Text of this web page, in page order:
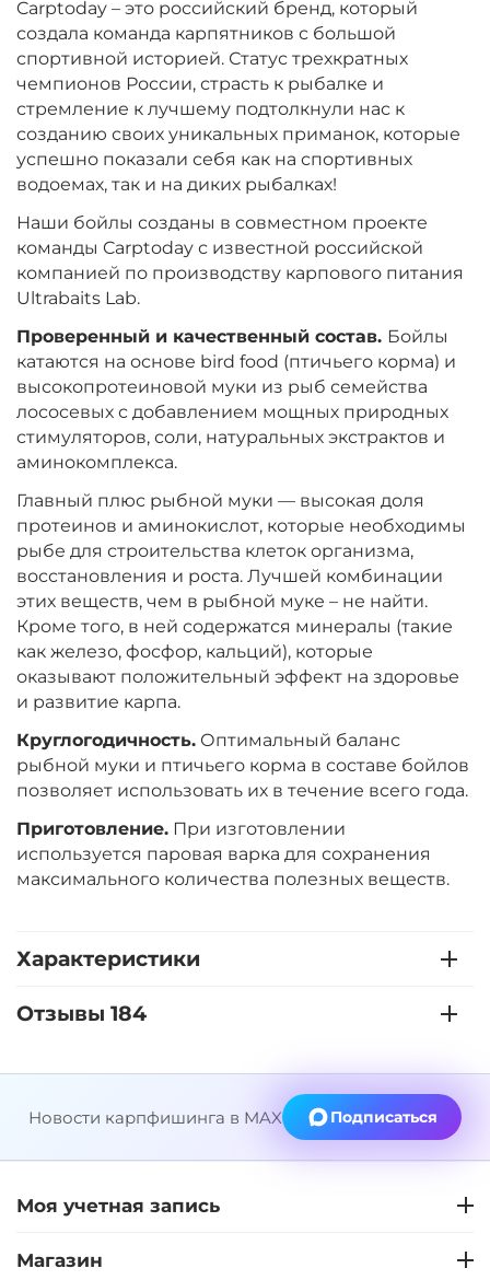
‍899‍ ₽‍1 058‍₽ +
−
Диаметр:
Вкус:
‍899‍ ₽‍1 058‍₽ +
−
Диаметр:
24 мм
Вкус:
Ананас
‍899‍ ₽‍1 058‍ +
−
Диаметр:
20 мм
Вкус:
‍899‍ ₽‍1 058‍₽ +
−
Диаметр:
Диаметр:
24 мм
Вкус:
Мандарин
Carptoday – это российский бренд, который
создала команда карпятников с большой
спортивной историей. Статус трехкратных
чемпионов России, страсть к рыбалке и
стремление к лучшему подтолкнули нас к
созданию своих уникальных приманок, которые
успешно показали себя как на спортивных
водоемах, так и на диких рыбалках!
Наши бойлы созданы в совместном проекте
команды Carptoday с известной российской
компанией по производству карпового питания
Ultrabaits Lab.
Проверенный и качественный состав. Бойлы
катаются на основе bird food (птичьего корма) и
высокопротеиновой муки из рыб семейства
лососевых с добавлением мощных природных
стимуляторов, соли, натуральных экстрактов и
аминокомплекса.
Главный плюс рыбной муки — высокая доля
протеинов и аминокислот, которые необходимы
рыбе для строительства клеток организма,
восстановления и роста. Лучшей комбинации
этих веществ, чем в рыбной муке – не найти.
Кроме того, в ней содержатся минералы (такие
как железо, фосфор, кальций), которые
оказывают положительный эффект на здоровье
и развитие карпа.
Круглогодичность. Оптимальный баланс
рыбной муки и птичьего корма в составе бойлов
позволяет использовать их в течение всего года.
Приготовление. При изготовлении
используется паровая варка для сохранения
максимального количества полезных веществ.
Характеристики
Отзывы 184
Новости карпфишинга в MAX Подписаться
Моя учетная запись
Магазин